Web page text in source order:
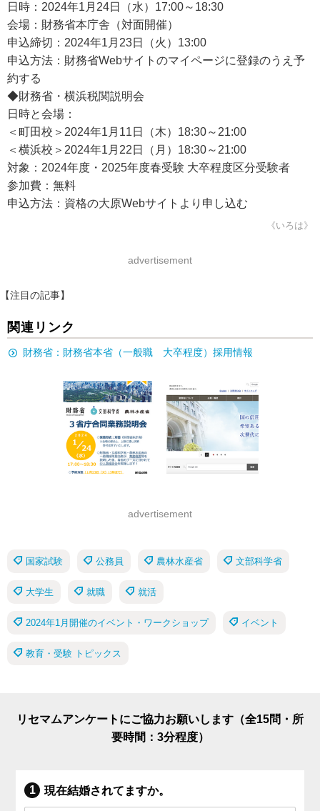
日時：2024年1月24日（水）17:00～18:30
会場：財務省本庁舎（対面開催）
申込締切：2024年1月23日（火）13:00
申込方法：財務省Webサイトのマイページに登録のうえ予
約する
◆財務省・横浜税関説明会
日時と会場：
＜町田校＞2024年1月11日（木）18:30～21:00
＜横浜校＞2024年1月22日（月）18:30～21:00
対象：2024年度・2025年度春受験 大卒程度区分受験者
参加費：無料
申込方法：資格の大原Webサイトより申し込む
《いろは》
advertisement
【注目の記事】
関連リンク
財務省：財務省本省（一般職 大卒程度）採用情報
advertisement
国家試験 公務員 農林水産省 文部科学省
大学生 就職 就活
2024年1月開催のイベント・ワークショップ イベント
教育・受験 トピックス
リセマムアンケートにご協力お願いします（全15問・所
要時間：3分程度）
現在結婚されてますか。